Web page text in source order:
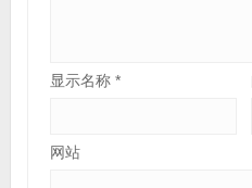
显示名称 *
网站